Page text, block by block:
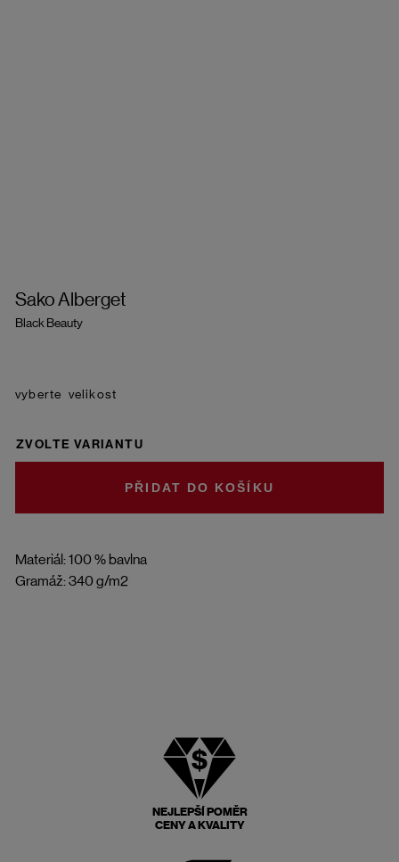
Sako Alberget
Black Beauty
Materiál: 100 % bavlna
Gramáž: 340 g/m2
velikost
ZVOLTE VARIANTU
DO KOŠÍKU
NEJLEPŠÍ POMĚR
CENY A KVALITY